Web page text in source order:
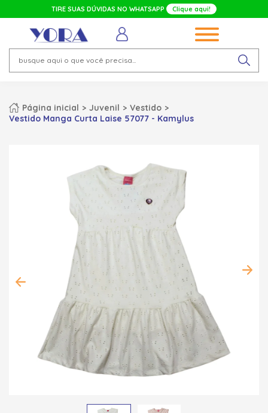
TIRE SUAS DÚVIDAS NO WHATSAPP Clique aqui!
Página inicial Juvenil
Vestido
Vestido Manga Curta Laise 57077 - Kamylus